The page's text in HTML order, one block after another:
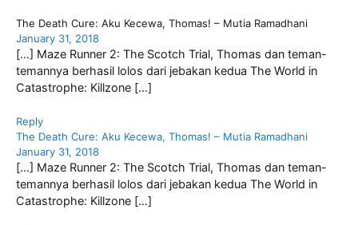
The Death Cure: Aku Kecewa, Thomas! – Mutia Ramadhani
January 31, 2018
[…] Maze Runner 2: The Scotch Trial, Thomas dan teman-
temannya berhasil lolos dari jebakan kedua The World in
Catastrophe: Killzone […]
Reply
The Death Cure: Aku Kecewa, Thomas! – Mutia Ramadhani
January 31, 2018
[…] Maze Runner 2: The Scotch Trial, Thomas dan teman-
temannya berhasil lolos dari jebakan kedua The World in
Catastrophe: Killzone […]